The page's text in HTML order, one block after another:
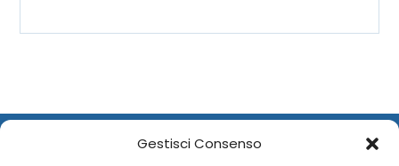
Gestisci Consenso